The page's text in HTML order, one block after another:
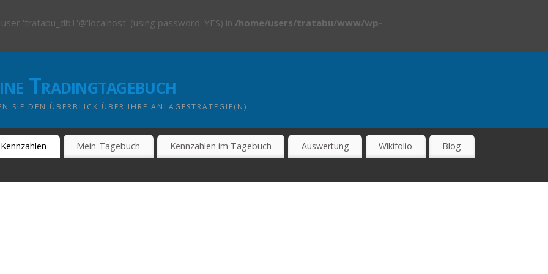
'tratabu_db1'@'localhost' (using password: YES) in /home/users/tratabu/www/wp-
Tradingtagebuch
SIE DEN ÜBERBLICK ÜBER IHRE ANLAGESTRATEGIE(N)
Kennzahlen Mein-Tagebuch Kennzahlen im Tagebuch Auswertung Wikifolio Blog